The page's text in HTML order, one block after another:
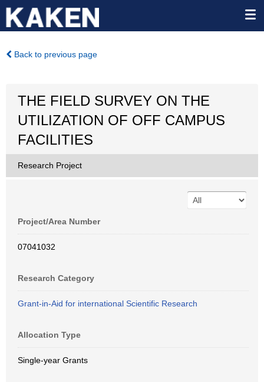
Back to previous page
THE FIELD SURVEY ON THE
UTILIZATION OF OFF CAMPUS
FACILITIES
Research Project
Project/Area Number
07041032
Research Category
Grant-in-Aid for international Scientific Research
Allocation Type
Single-year Grants